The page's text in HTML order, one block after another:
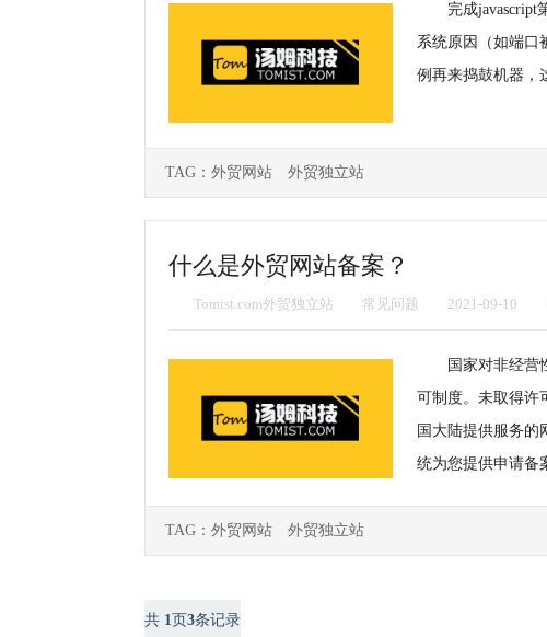
完成
系统原因（如端口
例再来捣鼓机器，
TAG： 外贸网站 外贸独立站
什么是外贸网站备案？
Tomist.com外贸独立站 常见问题 2021-09-10
国家对非经营
可制度。未取得许
国大陆提供服务的
统为您提供申请备
TAG： 外贸网站 外贸独立站
共 1页3条记录